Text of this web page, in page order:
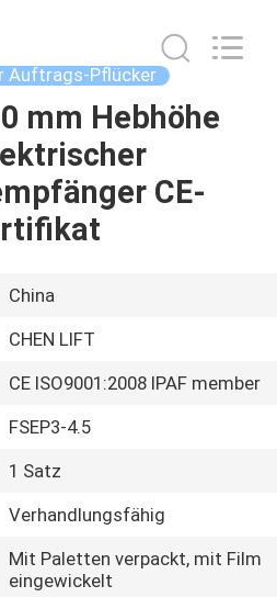
Auftrags-Pflücker
mm Hebhöhe
CE-
China
CHEN LIFT
CE ISO9001:2008 IPAF member
FSEP3-4.5
1 Satz
Verhandlungsfähig
Mit Paletten verpackt, mit Film
eingewickelt